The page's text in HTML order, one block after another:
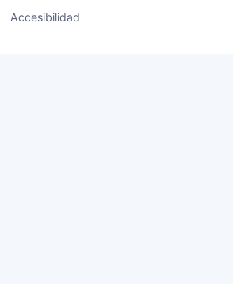
Accesibilidad